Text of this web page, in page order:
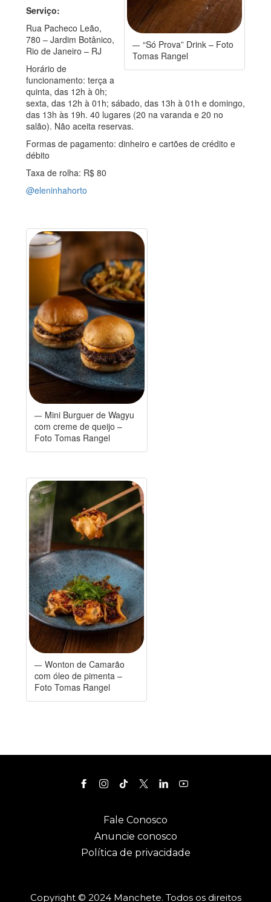
“Só Prova” Drink – Foto
Tomas Rangel
Serviço:
Rua Pacheco Leão,
780 – Jardim Botânico,
Rio de Janeiro – RJ
Horário de
funcionamento: terça a
quinta, das 12h à 0h;
sexta, das 12h à 01h; sábado, das 13h à 01h e domingo,
das 13h às 19h. 40 lugares (20 na varanda e 20 no
salão). Não aceita reservas.
Formas de pagamento: dinheiro e cartões de crédito e
débito
Taxa de rolha: R$ 80
@eleninhahorto
Mini Burguer de Wagyu
com creme de queijo –
Foto Tomas Rangel
Wonton de Camarão
com óleo de pimenta –
Foto Tomas Rangel
Fale Conosco
Anuncie conosco
Política de privacidade
Copyright © 2024 Manchete. Todos os direitos